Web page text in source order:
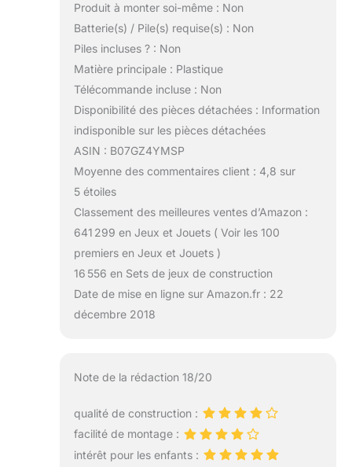
Produit à monter soi-même : Non
Batterie(s) / Pile(s) requise(s) : Non
Piles incluses ? : Non
Matière principale : Plastique
Télécommande incluse : Non
Disponibilité des pièces détachées : Information
indisponible sur les pièces détachées
ASIN : B07GZ4YMSP
Moyenne des commentaires client : 4,8 sur
5 étoiles
Classement des meilleures ventes d’Amazon :
641 299 en Jeux et Jouets ( Voir les 100
premiers en Jeux et Jouets )
16 556 en Sets de jeux de construction
Date de mise en ligne sur Amazon.fr : 22
décembre 2018
Note de la rédaction 18/20
qualité de construction :
facilité de montage :
intérêt pour les enfants :